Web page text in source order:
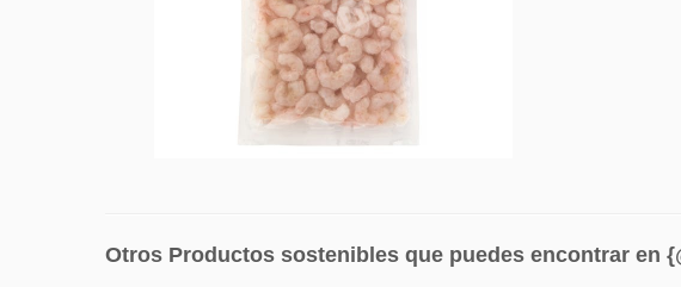
Otros Productos sostenibles que puedes encontrar en